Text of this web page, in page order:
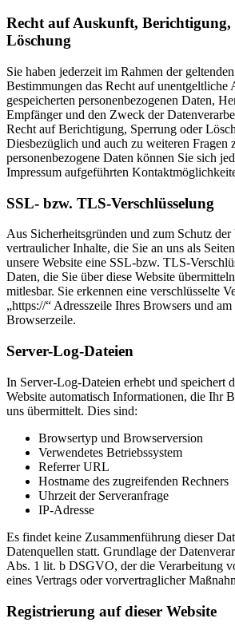
Recht auf Auskunft, Berichtigung,
Löschung
Sie haben jederzeit im Rahmen der
Bestimmungen das Recht auf unentgeltliche
gespeicherten personenbezogenen Daten,
Empfänger und den Zweck der
Recht auf Berichtigung, Sperrung oder
Diesbezüglich und auch zu weiteren Fragen
personenbezogene Daten können Sie sich
Impressum aufgeführten
SSL- bzw. TLS-Verschlüsselung
Aus Sicherheitsgründen und zum Schutz
vertraulicher Inhalte, die Sie an uns als
unsere Website eine SSL-bzw. TLS-
Daten, die Sie über diese Website
mitlesbar. Sie erkennen eine verschlüsselte
„https://“ Adresszeile Ihres Browsers und
Browserzeile.
Server-Log-Dateien
In Server-Log-Dateien erhebt und speichert
Website automatisch Informationen, die Ihr
uns übermittelt. Dies sind:
Browsertyp und Browserversion
Verwendetes Betriebssystem
Referrer URL
Hostname des zugreifenden Rechners
Uhrzeit der Serveranfrage
IP-Adresse
Es findet keine Zusammenführung dieser
Datenquellen statt. Grundlage der
Abs. 1 lit. b DSGVO, der die Verarbeitung
eines Vertrags oder vorvertraglicher
Registrierung auf dieser Website